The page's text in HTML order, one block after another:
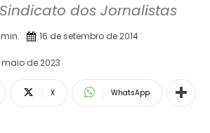
dos Jornalistas
min. 16 de setembro de 2014
de 2023
X WhatsApp